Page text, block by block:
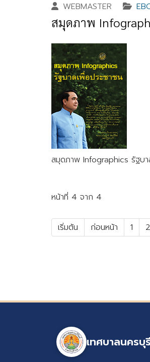
WEBMASTER
สมุดภาพ
สมุดภาพ Infographics รัฐบา
หน้าที่ 4 จาก 4
เริ่มต้น ก่อนหน้า 1 2
เทศบาลนครบุ